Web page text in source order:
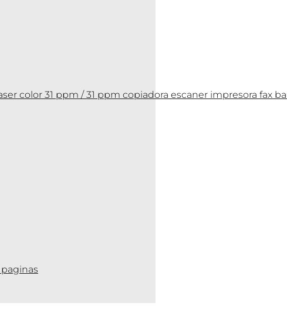
color 31 ppm / 31 ppm copiadora escaner impresora fax